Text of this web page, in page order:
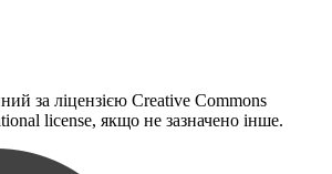
за ліцензією Creative Commons
license, якщо не зазначено інше.